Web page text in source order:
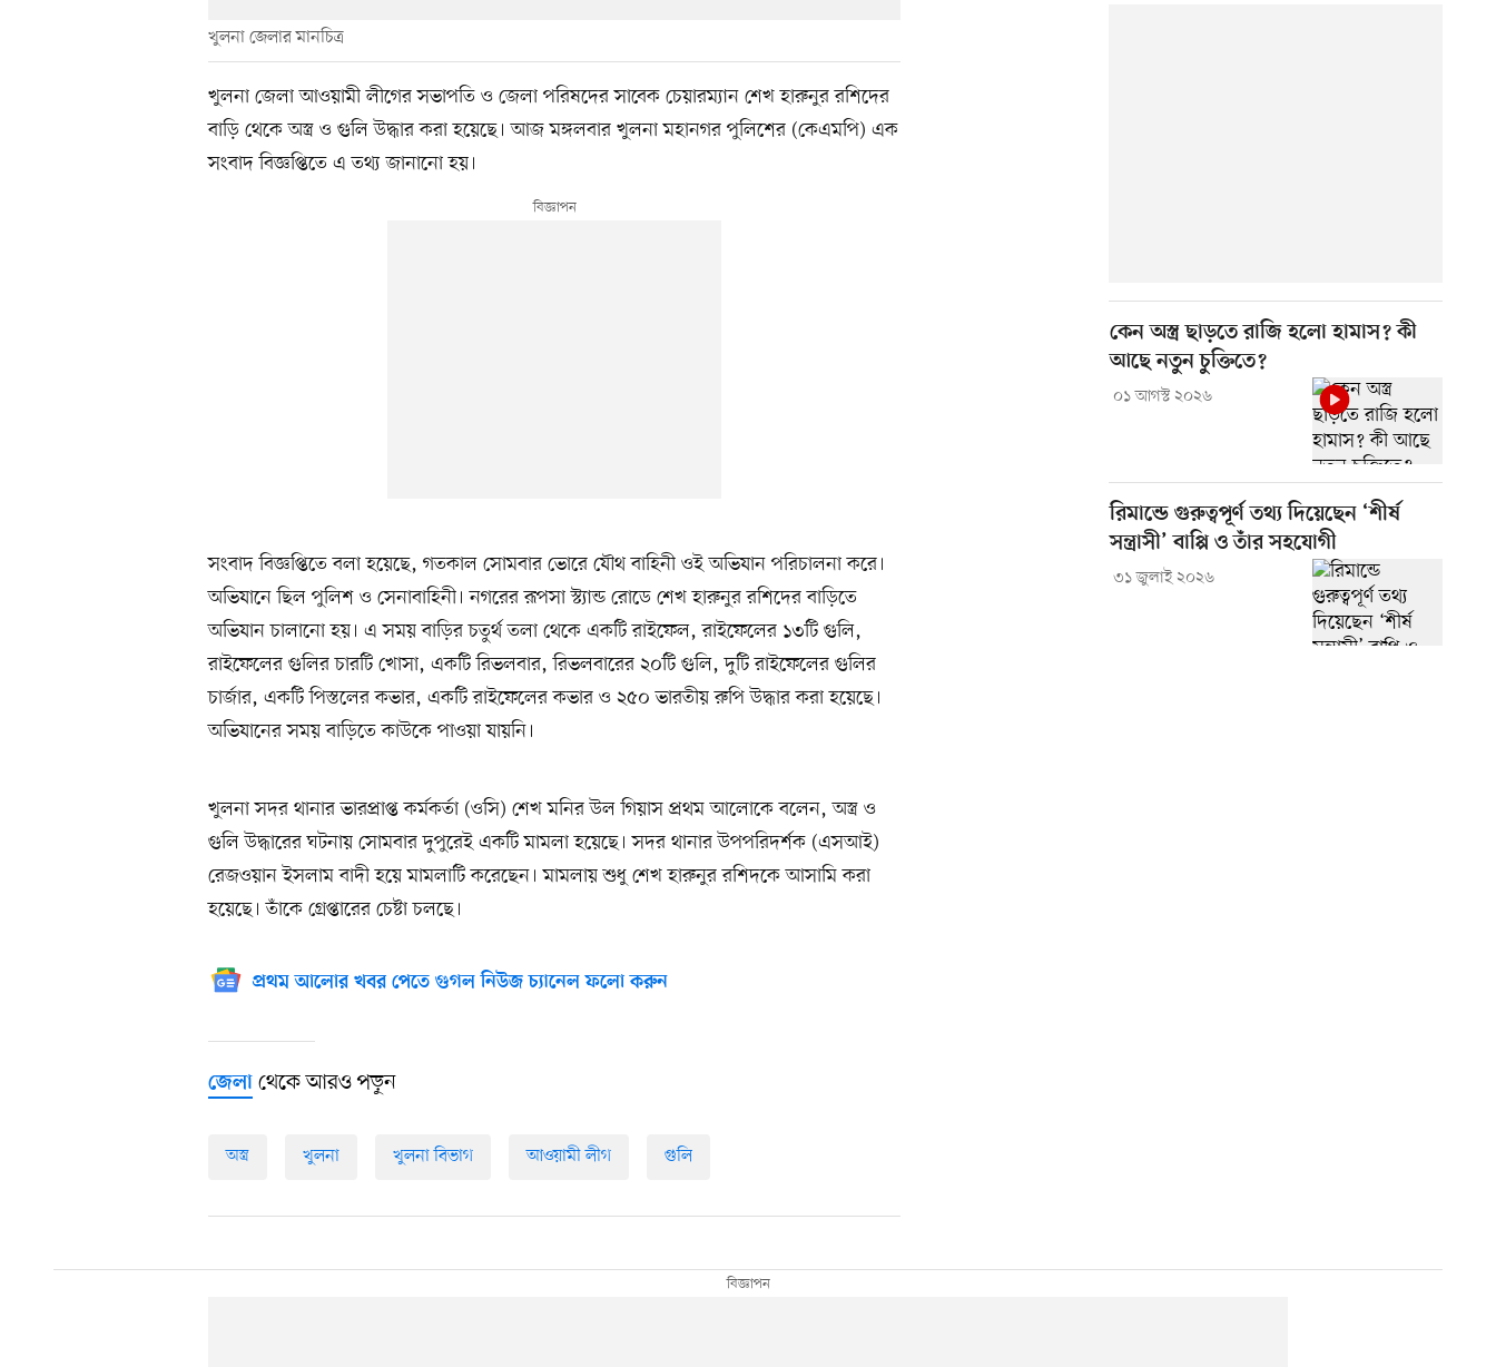
খুলনা জেলার মানচিত্র
খুলনা জেলা আওয়ামী লীগের সভাপতি ও জেলা পরিষদের সাবেক চেয়ারম্যান শেখ হারুনুর রশিদের
বাড়ি থেকে অস্ত্র ও গুলি উদ্ধার করা হয়েছে। আজ মঙ্গলবার খুলনা মহানগর পুলিশের (কেএমপি) এক
সংবাদ বিজ্ঞপ্তিতে এ তথ্য জানানো হয়।
সংবাদ বিজ্ঞপ্তিতে বলা হয়েছে, গতকাল সোমবার ভোরে যৌথ বাহিনী ওই অভিযান পরিচালনা করে।
অভিযানে ছিল পুলিশ ও সেনাবাহিনী। নগরের রূপসা স্ট্যান্ড রোডে শেখ হারুনুর রশিদের বাড়িতে
অভিযান চালানো হয়। এ সময় বাড়ির চতুর্থ তলা থেকে একটি রাইফেল, রাইফেলের ১৩টি গুলি,
রাইফেলের গুলির চারটি খোসা, একটি রিভলবার, রিভলবারের ২০টি গুলি, দুটি রাইফেলের গুলির
চার্জার, একটি পিস্তলের কভার, একটি রাইফেলের কভার ও ২৫০ ভারতীয় রুপি উদ্ধার করা হয়েছে।
অভিযানের সময় বাড়িতে কাউকে পাওয়া যায়নি।
খুলনা সদর থানার ভারপ্রাপ্ত কর্মকর্তা (ওসি) শেখ মনির উল গিয়াস প্রথম আলোকে বলেন, অস্ত্র ও
গুলি উদ্ধারের ঘটনায় সোমবার দুপুরেই একটি মামলা হয়েছে। সদর থানার উপপরিদর্শক (এসআই)
রেজওয়ান ইসলাম বাদী হয়ে মামলাটি করেছেন। মামলায় শুধু শেখ হারুনুর রশিদকে আসামি করা
হয়েছে। তাঁকে গ্রেপ্তারের চেষ্টা চলছে।
প্রথম আলোর খবর পেতে গুগল নিউজ চ্যানেল ফলো করুন
জেলা থেকে আরও পড়ুন
অস্ত্র খুলনা খুলনা বিভাগ আওয়ামী লীগ গুলি
কেন অস্ত্র ছাড়তে রাজি হলো হামাস? কী
আছে নতুন চুক্তিতে?
০১ আগস্ট ২০২৬
রিমান্ডে গুরুত্বপূর্ণ তথ্য দিয়েছেন ‘শীর্ষ
সন্ত্রাসী’ বাপ্পি ও তাঁর সহযোগী
৩১ জুলাই ২০২৬